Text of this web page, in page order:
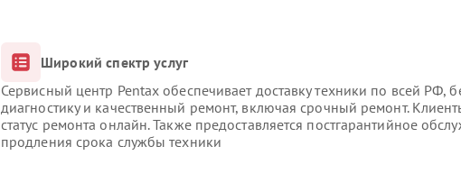
Широкий спектр услуг
Сервисный центр Pentax обеспечивает доставку техники по всей РФ,
диагностику и качественный ремонт, включая срочный ремонт.
статус ремонта онлайн. Также предоставляется постгарантийное
продления срока службы техники